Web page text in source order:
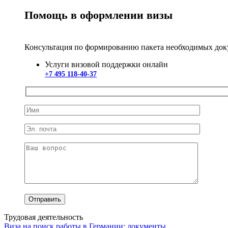
Помощь в оформлении визы
Консультация по формированию пакета необходимых
Услуги визовой поддержки онлайн
+7 495 118-40-37
Трудовая деятельность
Виза на поиск работы в Германии: документы